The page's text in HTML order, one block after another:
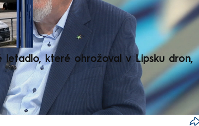
letadlo, které ohrožoval v Lipsku dron,